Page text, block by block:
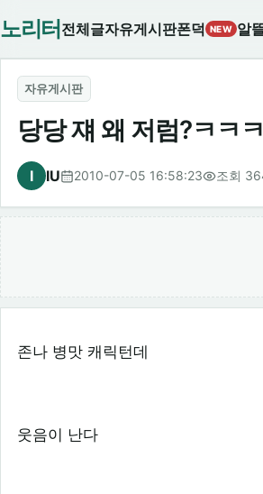
노리터 전체글자유게시판폰덕 NEW 알
자유게시판
당당 쟤 왜 저럼?ㅋㅋㅋ
I IU 2010-07-05 16:58:23 조회
존나 병맛 캐릭턴데
웃음이 난다